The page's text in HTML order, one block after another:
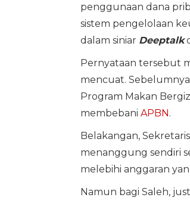
penggunaan dana
sistem pengelolaan
dalam siniar Deeptalk
Pernyataan tersebut
mencuat.
Program Makan
membebani APBN.
Belakangan,
menanggung sendiri
melebihi anggaran
Namun bagi Saleh,